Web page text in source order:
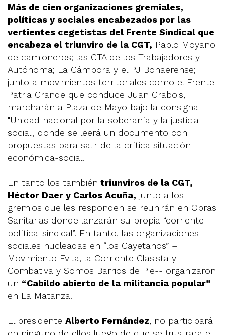
Más de cien organizaciones gremiales,
políticas y sociales encabezados por las
vertientes cegetistas del Frente Sindical que
encabeza el triunviro de la CGT, Pablo Moyano
de camioneros; las CTA de los Trabajadores y
Autónoma; La Cámpora y el PJ Bonaerense;
junto a movimientos territoriales como el Frente
Patria Grande que conduce Juan Grabois,
marcharán a Plaza de Mayo bajo la consigna
"Unidad nacional por la soberanía y la justicia
social", donde se leerá un documento con
propuestas para salir de la crítica situación
económica-social.
En tanto los también triunviros de la CGT,
Héctor Daer y Carlos Acuña, junto a los
gremios que les responden se reunirán en Obras
Sanitarias donde lanzarán su propia “corriente
política-sindical”. En tanto, las organizaciones
sociales nucleadas en “los Cayetanos” –
Movimiento Evita, la Corriente Clasista y
Combativa y Somos Barrios de Pie-- organizaron
un “Cabildo abierto de la militancia popular”
en La Matanza.
El presidente Alberto Fernández, no participará